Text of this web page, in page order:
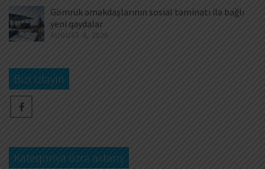
Gömrük əməkdaşlarının sosial təminatı ilə bağlı
yeni qaydalar
AUGUST 4, 2026
Bizi izləyin
Kateqoriya üzrə axtarış